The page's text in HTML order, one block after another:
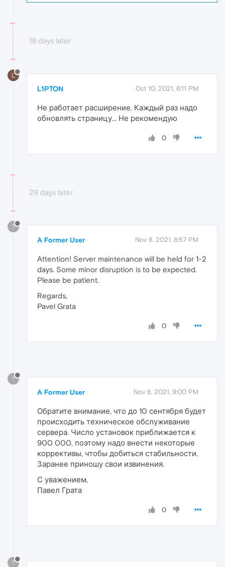
19 days later
L
L1PTON Oct 10, 2021, 6:11 PM
Не работает расширение. Каждый раз надо
обновлять страницу... Не рекомендую
0
29 days later
?
A Former User Nov 8, 2021, 8:57 PM
Attention! Server maintenance will be held for 1-2
days. Some minor disruption is to be expected.
Please be patient.
Regards,
Pavel Grata
0
?
A Former User Nov 8, 2021, 9:00 PM
Обратите внимание, что до 10 сентября будет
происходить техническое обслуживание
сервера. Число установок приближается к
900 000, поэтому надо внести некоторые
коррективы, чтобы добиться стабильности.
Заранее приношу свои извинения.
С уважением,
Павел Грата
0
?